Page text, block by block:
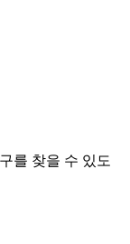
를 찾을 수 있도